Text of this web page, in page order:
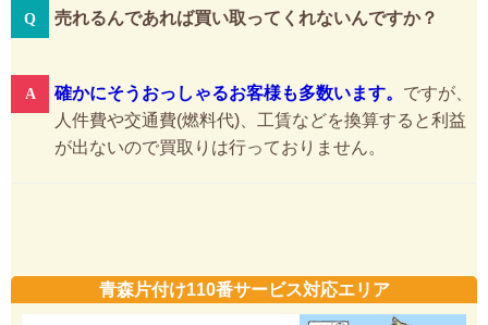
売れるんであれば買い取ってくれないんですか？
確かにそうおっしゃるお客様も多数います。 ですが、
人件費や交通費(燃料代)、工賃などを換算すると利益
が出ないので買取りは行っておりません。
青森片付け110番サービス対応エリア